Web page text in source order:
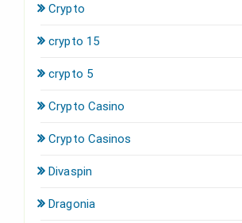
Crypto
crypto 15
crypto 5
Crypto Casino
Crypto Casinos
Divaspin
Dragonia